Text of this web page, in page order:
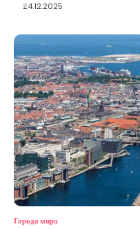
24.12.2025
Города мира